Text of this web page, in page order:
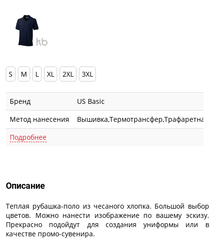
S M L XL 2XL 3XL
Бренд
US Basic
Метод нанесения
Вышивка,Термотрансфер,Трафаретная
Подробнее
Описание
Теплая рубашка-поло из чесаного хлопка. Большой выбор
цветов. Можно нанести изображение по вашему эскизу.
Прекрасно подойдут для создания униформы или в
качестве промо-сувенира.